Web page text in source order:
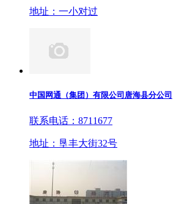
地址：一小对过
中国网通（集团）有限公司唐海县分公司
联系电话：8711677
地址：垦丰大街32号